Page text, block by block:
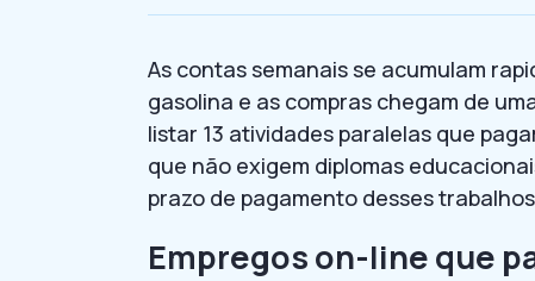
As contas semanais se acumulam
gasolina e as compras chegam de
listar 13 atividades paralelas que
que não exigem diplomas
prazo de pagamento desses
Empregos on-line que